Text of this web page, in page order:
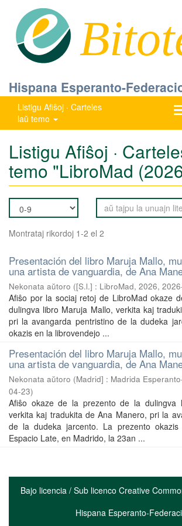
Hispana Esperanto-
Listigu Afiŝoj · Carteles
laŭ temo
Listigu Afiŝoj ·
temo "LibroMad
Montrataj rikordoj 1-2 el 2
Presentación del libro Maruja Mallo,
una artista de vanguardia, de Ana
Nekonata aŭtoro ([S.l.] : LibroMad, 2026,
Afiŝo por la sociaj retoj de LibroMad okaze
dulingva libro Maruja Mallo, verkita kaj
pri la avangarda pentristino de la dudeka
okazis en la librovendejo ...
Presentación del libro Maruja Mallo,
una artista de vanguardia, de Ana
Nekonata aŭtoro (Madrid] : Madrida
04-23)
Afiŝo okaze de la prezento de la dulingva
verkita kaj tradukita de Ana Manero, pri la
de la dudeka jarcento. La prezento
Espacio Late, en Madrido, la 23an ...
Bajo licencia / Sub licenco Creative
Hispana Esperanto-